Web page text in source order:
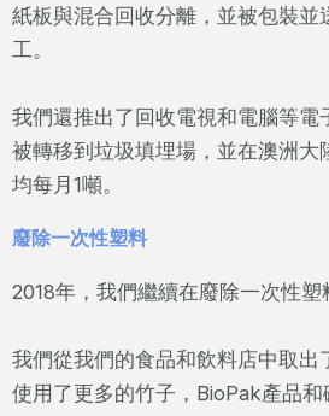
紙板與混合回收分離，並被包裝並
工。
我們還推出了回收電視和電腦等電
被轉移到垃圾填埋場，並在澳洲大
均每月1噸。
廢除一次性塑料
2018年，我們繼續在廢除一次性塑
我們從我們的食品和飲料店中取出
使用了更多的竹子，BioPak產品和